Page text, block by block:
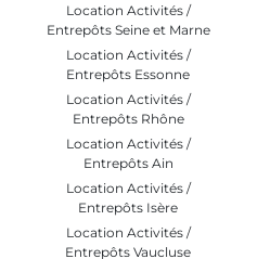
Location Activités /
Entrepôts Seine et Marne
Location Activités /
Entrepôts Essonne
Location Activités /
Entrepôts Rhône
Location Activités /
Entrepôts Ain
Location Activités /
Entrepôts Isère
Location Activités /
Entrepôts Vaucluse